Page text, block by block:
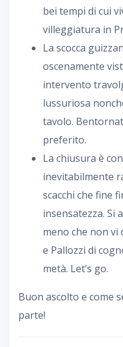
bei tempi di cui
villeggiatura in
La scocca
oscenamente
intervento
lussuriosa
tavolo.
preferito.
La chiusura è
inevitabilmente
scacchi che fine
insensatezza. Si
meno che non vi
e Pallozzi di
metà. Let’s go.
Buon ascolto e come
parte!